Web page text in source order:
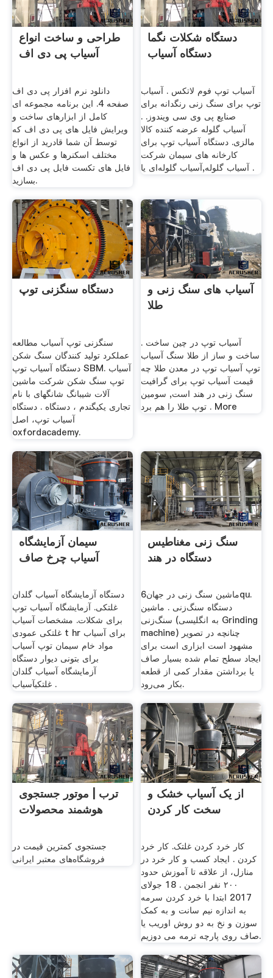
طراحی و ساخت انواع
آسیاب پی دی اف
دانلود نرم افزار پی دی اف
صفحه 4. این برنامه مجموعه ای
کامل از ابزارهای ساخت و
ویرایش فایل های پی دی اف که
توسط آن شما قادرید از انواع
مختلف اسکنرها و عکس ها و
فایل های تکست فایل پی دی اف
بسازید.
دستگاه شکلات نگما
دستگاه آسیاب
آسیاب توپ فوم لاتکس . آسیاب
توپ برای سنگ زنی رنگدانه برای
صنایع پی وی سی ویندوز. .
آسیاب گلوله عرضه کننده کالا
مالزی. دستگاه آسیاب توپ برای
کارخانه های سیمان شرکت
آسیاب گلوله,آسیاب گلوله‌ای یا .
دستگاه سنگزنی توپ
سنگزنی توپ آسیاب مطالعه
عملکرد تولید کنندگان سنگ شکن
دستگاه آسیاب توپ SBM. آسیاب
توپ سنگ شکن شرکت ماشین
آلات شیبانگ شانگهای با نام
تجاری یکیگندم ، دستگاه . دستگاه
آسیاب توپ، اصل
oxfordacademy.
آسیاب های سنگ زنی و
طلا
آسیاب توپ در چین ساخت .
ساخت و ساز از طلا سنگ آسیاب
توپ آسیاب توپ در معدن طلا چه
قیمت آسیاب توپ برای گرافیت
سنگ زنی در هند است, سومین
توپ طلا را هم برد . More
سیمان آزمایشگاه
آسیاب چرخ صاف
دستگاه آزمایشگاه آسیاب گلدان
غلتکی. آزمایشگاه آسیاب توپ
برای شکلات. مشخصات آسیاب
غلتکی عمودی t hr برای آسیاب
مواد خام سیمان توپ آسیاب
برای بتونی دیوار دستگاه
آزمایشگاه آسیاب گلدان
غلتکیآسیاب .
سنگ زنی مغناطیس
دستگاه در هند
ماشین سنگ زنی در جهان6qu.
دستگاه سنگ‌زنی . ماشین
سنگ‌زنی (به انگلیسی Grinding
machine) چنانچه در تصویر
مشهود است ابزاری است برای
ایجاد سطح تمام شده بسیار صاف
یا برداشتن مقدار کمی از قطعه
بکار می‌رود.
ترب | موتور جستجوی
هوشمند محصولات
جستجوی کمترین قیمت در
فروشگاه‌های معتبر ایرانی
از یک آسیاب خشک و
سخت کار کردن
کار خرد کردن غلتک. کار خرد
کردن . ایجاد کسب و کار خرد در
منازل، از علاقه تا آموزش حدود
۲۰۰ نفر انجمن . 18 جولای
2017 ابتدا با خرد کردن سرمه
به اندازه نیم سانت و به کمک
سوزن و نخ به دو روش اوریب یا
صاف روی پارچه ترمه می دوزیم.